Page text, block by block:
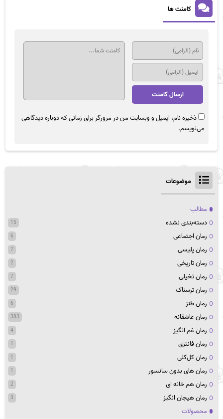
کامنت ها
ذخیره نام، ایمیل و وبسایت من در مرورگر برای زمانی که دوباره دیدگاهی
می‌نویسم.
موضوعات
مطالب
دسته‌بندی نشده
15
رمان اجتماعی 6
رمان پلیسی 7
رمان تاریخی 2
رمان تخیلی 7
رمان ترسناک 29
رمان طنز 6
رمان عاشقانه 383
رمان غم انگیز 4
رمان فانتزی 1
رمان کل‌کلی 1
رمان های بدون سانسور 1
رمان هم خانه ای 2
رمان هیجان انگیز 3
محصولات